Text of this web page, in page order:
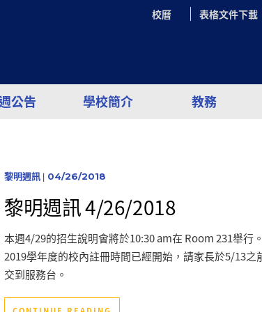
校曆 表格文件下載
公告 學校簡介 教務
黎明週訊 | 04/26/2018
黎明週訊 4/26/2018
本週4/29的招生說明會將於10:30 am在 Room 231舉行
2019學年度的校內註冊時間已經開始，請家長於5/13之
交到服務台。